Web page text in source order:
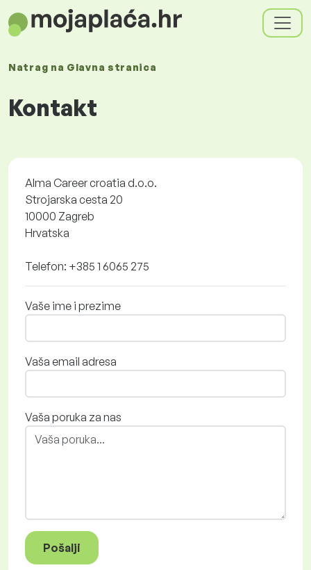
Natrag na Glavna stranica
Kontakt
Alma Career croatia d.o.o.
Strojarska cesta 20
10000 Zagreb
Hrvatska
Telefon: +385 1 6065 275
Vaše ime i prezime
Vaša email adresa
Vaša poruka za nas
Pošalji